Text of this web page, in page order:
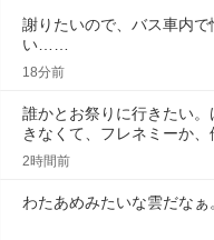
謝りたいので、バス車内
い……
18分前
誰かとお祭りに行きたい
きなくて、フレネミーか、
2時間前
わたあめみたいな雲だなぁ